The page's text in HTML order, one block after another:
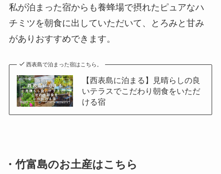
私が泊まった宿からも養蜂場で摂れたピュアなハ
チミツを朝食に出していただいて、とろみと甘み
がありおすすめできます。
西表島で泊まった宿はこちら。
【西表島に泊まる】見晴らしの良
いテラスでこだわり朝食をいただ
ける宿
・竹富島のお土産はこちら